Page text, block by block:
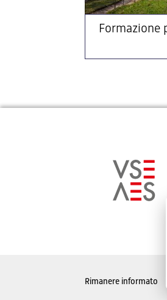
Formazione
Rimanere informato